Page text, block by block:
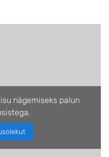
nägemiseks palun